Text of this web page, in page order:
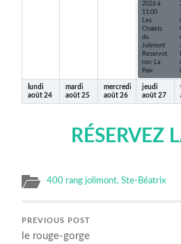
2026 à
11:00
Les
Chalets
du
Jolimont
Reservot
ron: La
Paix
lundi
août 24
mardi
août 25
mercredi
août 26
jeudi
août 27
RÉSERVEZ
400 rang jolimont, Ste-Béatrix
PREVIOUS POST
le rouge-gorge